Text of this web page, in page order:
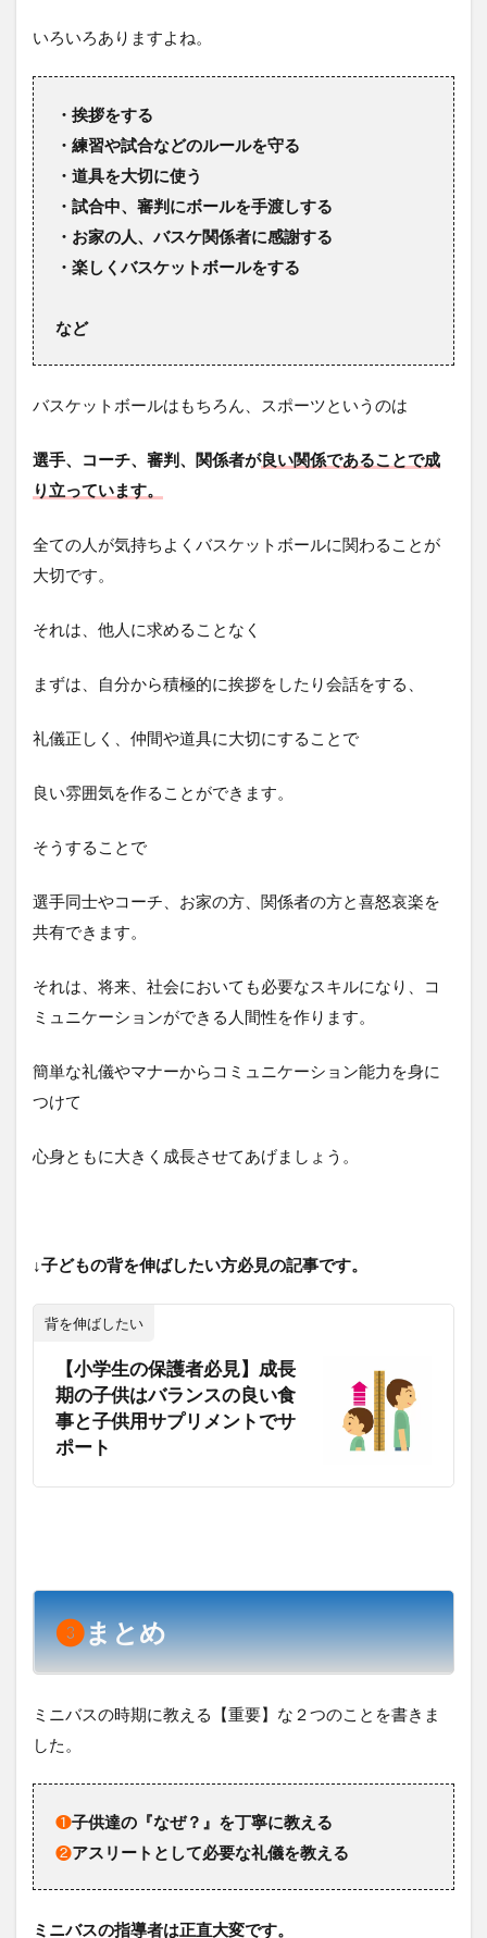
いろいろありますよね。
・挨拶をする
・練習や試合などのルールを守る
・道具を大切に使う
・試合中、審判にボールを手渡しする
・お家の人、バスケ関係者に感謝する
・楽しくバスケットボールをする
など
バスケットボールはもちろん、スポーツというのは
選手、コーチ、審判、関係者が良い関係であることで成
り立っています。
全ての人が気持ちよくバスケットボールに関わることが
大切です。
それは、他人に求めることなく
まずは、自分から積極的に挨拶をしたり会話をする、
礼儀正しく、仲間や道具に大切にすることで
良い雰囲気を作ることができます。
そうすることで
選手同士やコーチ、お家の方、関係者の方と喜怒哀楽を
共有できます。
それは、将来、社会においても必要なスキルになり、コ
ミュニケーションができる人間性を作ります。
簡単な礼儀やマナーからコミュニケーション能力を身に
つけて
心身ともに大きく成長させてあげましょう。
↓子どもの背を伸ばしたい方必見の記事です。
背を伸ばしたい
【小学生の保護者必見】成長
期の子供はバランスの良い食
事と子供用サプリメントでサ
ポート
❸まとめ
ミニバスの時期に教える【重要】な２つのことを書きま
した。
❶子供達の『なぜ？』を丁寧に教える
❷アスリートとして必要な礼儀を教える
ミニバスの指導者は正直大変です。